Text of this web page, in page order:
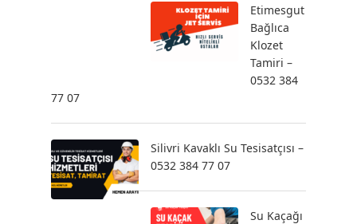
Etimesgut
Bağlıca
Klozet
Tamiri –
0532 384
77 07
Silivri Kavaklı Su Tesisatçısı –
0532 384 77 07
Su Kaçağı